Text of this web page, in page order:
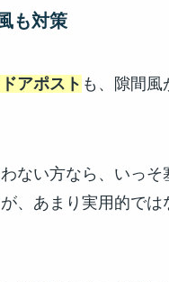
も対策
アポスト も、隙間風
ない方なら、いっそ
、あまり実用的では